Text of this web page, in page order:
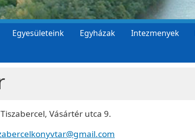
Egyesületeink Egyházak Intezmenyek
Vásártér utca 9.